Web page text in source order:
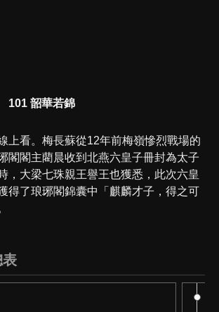
101 韶華若錦
上看。梅長蘇從12年前梅嶺慘烈戰場的
閣閣主藺晨收到北燕六皇子冊封為太子
，大梁七珠親王譽王也獲悉，此次六皇
得了琅琊閣錦囊中「麒麟才子，得之可
表